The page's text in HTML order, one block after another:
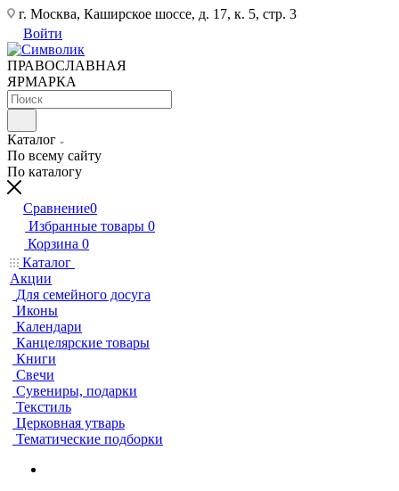
г. Москва, Каширское шоссе, д. 17, к. 5, стр. 3
Войти
ПРАВОСЛАВНАЯ
ЯРМАРКА
Каталог
По всему сайту
По каталогу
Сравнение0
Избранные товары 0
Корзина 0
Каталог
Акции
Для семейного досуга
Иконы
Календари
Канцелярские товары
Книги
Свечи
Сувениры, подарки
Текстиль
Церковная утварь
Тематические подборки